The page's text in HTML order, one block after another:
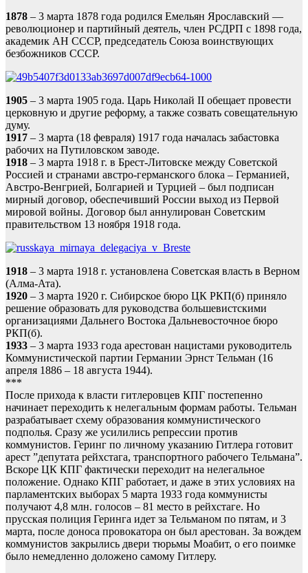
1878 – 3 марта 1878 года родился Емельян Ярославский —
революционер и партийный деятель, член РСДРП с 1898 года,
академик АН СССР, председатель Союза воинствующих
безбожников СССР.
1905 – 3 марта 1905 года. Царь Николай II обещает провести
церковную и другие реформу, а также созвать совещательную
думу.
1917 – 3 марта (18 февраля) 1917 года началась забастовка
рабочих на Путиловском заводе.
1918 – 3 марта 1918 г. в Брест-Литовске между Советской
Россией и странами австро-германского блока – Германией,
Австро-Венгрией, Болгарией и Турцией – был подписан
мирный договор, обеспечивший России выход из Первой
мировой войны. Договор был аннулирован Советским
правительством 13 ноября 1918 года.
1918 – 3 марта 1918 г. установлена Советская власть в Верном
(Алма-Ата).
1920 – 3 марта 1920 г. Сибирское бюро ЦК РКП(б) приняло
решение образовать для руководства большевистскими
организациями Дальнего Востока Дальневосточное бюро
РКП(б).
1933 – 3 марта 1933 года арестован нацистами руководитель
Коммунистической партии Германии Эрнст Тельман (16
апреля 1886 – 18 августа 1944).
***
После прихода к власти гитлеровцев КПГ постепенно
начинает переходить к нелегальным формам работы. Тельман
разрабатывает схему образования коммунистического
подполья. Сразу же усилились репрессии против
коммунистов. Геринг по личному указанию Гитлера готовит
арест ”депутата рейхстага, транспортного рабочего Тельмана”.
Вскоре ЦК КПГ фактически переходит на нелегальное
положение. Однако КПГ работает, и даже в этих условиях на
парламентских выборах 5 марта 1933 года коммунисты
получают 4,8 млн. голосов – 81 место в рейхстаге. Но
прусская полиция Геринга идет за Тельманом по пятам, и 3
марта, после доноса провокатора он был арестован. За вождем
коммунистов закрылись двери тюрьмы Моабит, о его поимке
было немедленно доложено самому Гитлеру.